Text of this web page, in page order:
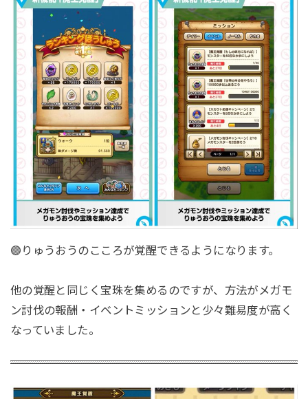
🟣りゅうおうのこころが覚醒できるようになります。
他の覚醒と同じく宝珠を集めるのですが、方法がメガモ
ン討伐の報酬・イベントミッションと少々難易度が高く
なっていました。